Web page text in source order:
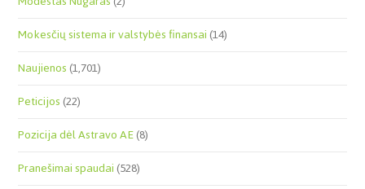
Mokesčių sistema ir valstybės finansai(14)
Naujienos(1,701)
Peticijos(22)
Pozicija dėl Astravo AE(8)
Pranešimai spaudai(528)